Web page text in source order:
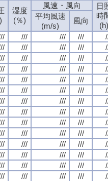
湿度
(％)
風速・風向
日
時
(h)
平均風速
(m/s)
風向
/// /// ///
/// /// ///
/// /// ///
/// /// ///
/// /// ///
/// /// ///
/// /// ///
/// /// ///
/// /// ///
/// /// ///
/// /// ///
/// /// ///
/// /// ///
/// /// ///